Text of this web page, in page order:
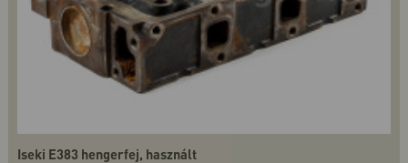
Iseki E383 hengerfej, használt